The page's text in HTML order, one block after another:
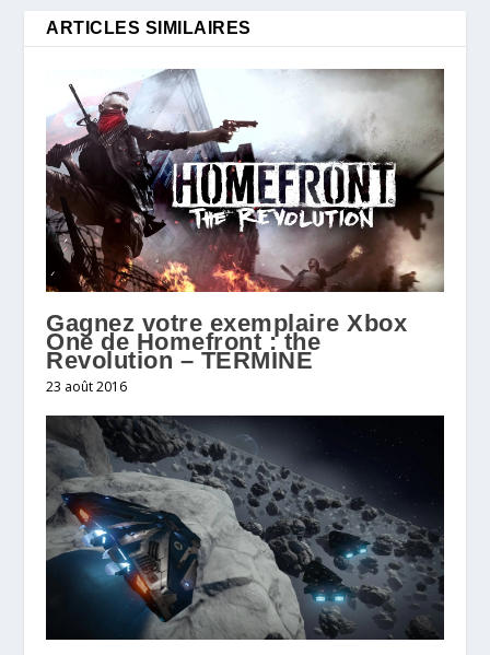
ARTICLES SIMILAIRES
Gagnez votre exemplaire Xbox
One de Homefront : the
Revolution – TERMINE
23 août 2016